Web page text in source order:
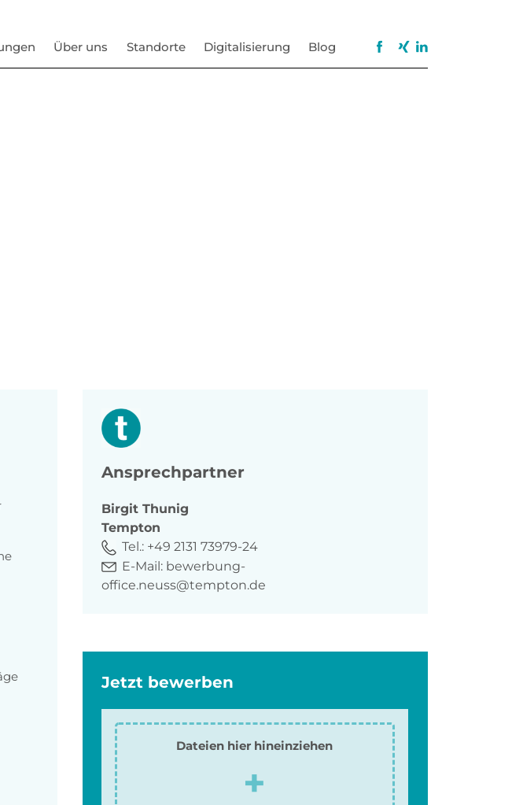
Über uns Standorte Digitalisierung Blog
Ansprechpartner
Birgit Thunig
Tempton
Tel.: +49 2131 73979-24
E-Mail: bewerbung-
office.neuss@tempton.de
Jetzt bewerben
Dateien hier hineinziehen